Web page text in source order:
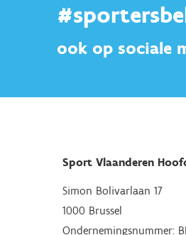
ook op sociale
Sport Vlaanderen
Simon Bolivarlaan 17
1000 Brussel
Ondernemingsnummer: